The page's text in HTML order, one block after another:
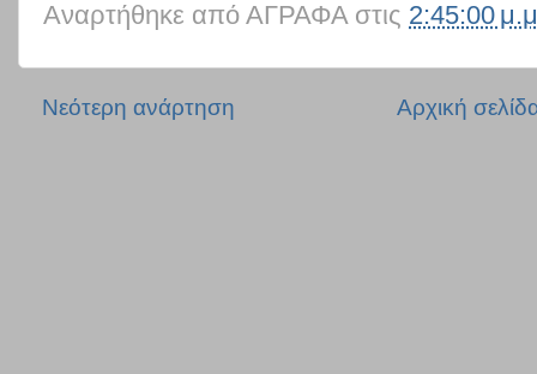
Αναρτήθηκε από ΑΓΡΑΦΑ στις 2:45:00
Νεότερη ανάρτηση Αρχική